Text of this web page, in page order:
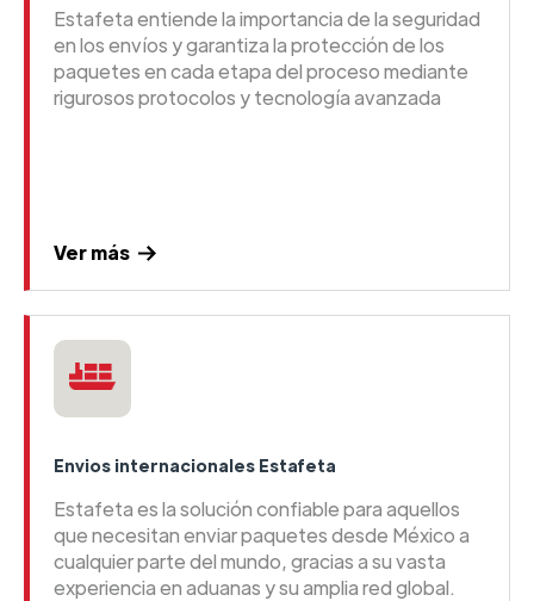
Estafeta entiende la importancia de la seguridad
en los envíos y garantiza la protección de los
paquetes en cada etapa del proceso mediante
rigurosos protocolos y tecnología avanzada
Ver más
Envios internacionales Estafeta
Estafeta es la solución confiable para aquellos
que necesitan enviar paquetes desde México a
cualquier parte del mundo, gracias a su vasta
experiencia en aduanas y su amplia red global.